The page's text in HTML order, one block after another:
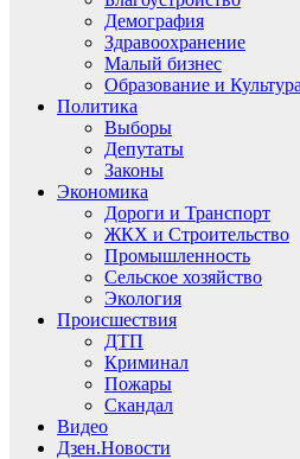
Демография
Здравоохранение
Малый бизнес
Образование и Культура
Политика
Выборы
Депутаты
Законы
Экономика
Дороги и Транспорт
ЖКХ и Строительство
Промышленность
Сельское хозяйство
Экология
Происшествия
ДТП
Криминал
Пожары
Скандал
Видео
Дзен.Новости